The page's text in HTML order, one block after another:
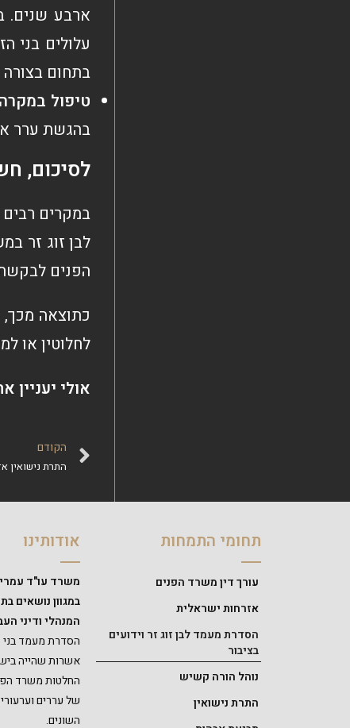
ארבע שנים.
עלולים בני
בתחום
טיפול
בהגשת ערר
לסיכום,
במקרים רבים
לבן זוג זר
הפנים
כתוצאה
לחלוטין או
אולי יעניין
הקודם
התרת נישואין
תחומי התמחות
עורך דין משרד הפנים
אזרחות ישראלית
הסדרת מעמד לבן זוג זר וידועים
בציבור
נוהל הורה קשיש
התרת נישואין
אודותינו
משרד עו"ד
במגוון נושאים
המנהלי ודיני
הסדרת מעמד בני
אשרות שהייה
החלטות משרד
של עררים
השונים.